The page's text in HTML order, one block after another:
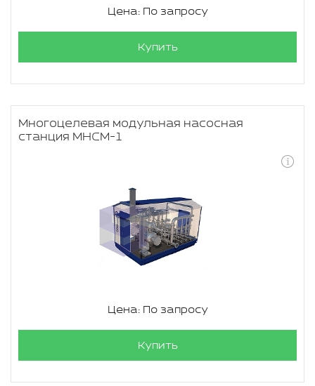
Цена: По запросу
Купить
Многоцелевая модульная насосная
станция МНСМ-1
Цена: По запросу
Купить